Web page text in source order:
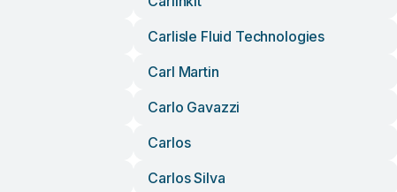
Carlisle Fluid Technologies
Carl Martin
Carlo Gavazzi
Carlos
Carlos Silva